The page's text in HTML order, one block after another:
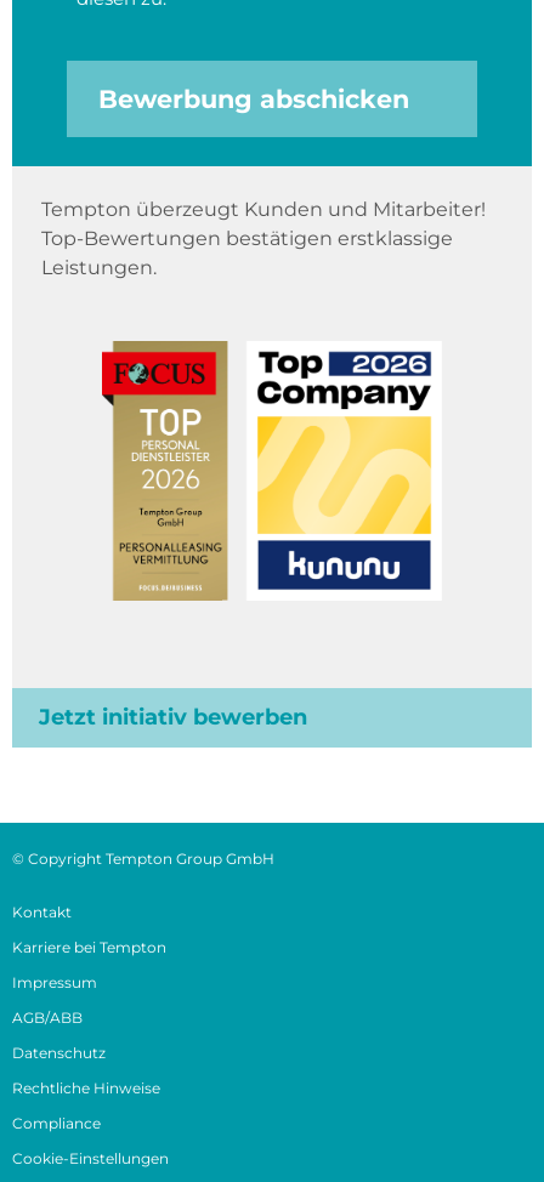
Bewerbung abschicken
Tempton überzeugt Kunden und Mitarbeiter!
Top-Bewertungen bestätigen erstklassige
Leistungen.
Jetzt initiativ bewerben
© Copyright Tempton Group GmbH
Kontakt
Karriere bei Tempton
Impressum
AGB/ABB
Datenschutz
Rechtliche Hinweise
Compliance
Cookie-Einstellungen